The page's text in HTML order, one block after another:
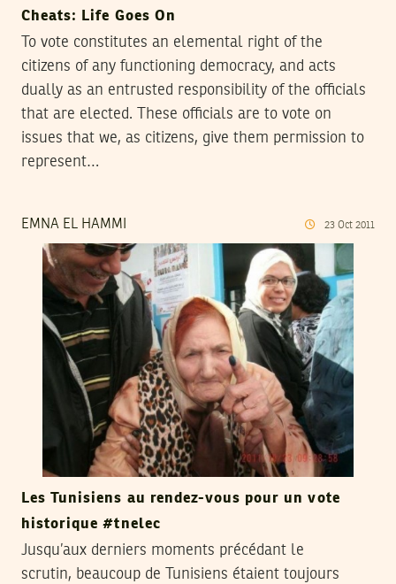
Cheats: Life Goes On
To vote constitutes an elemental right of the
citizens of any functioning democracy, and acts
dually as an entrusted responsibility of the officials
that are elected. These officials are to vote on
issues that we, as citizens, give them permission to
represent…
EMNA EL HAMMI 23 Oct 2011
Les Tunisiens au rendez-vous pour un vote
historique #tnelec
Jusqu’aux derniers moments précédant le
scrutin, beaucoup de Tunisiens étaient toujours